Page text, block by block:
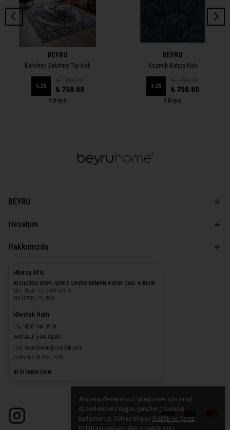
Alışveriş deneyiminizi iyileştirmek için yasal
düzenlemelere uygun çerezler (cookies)
kullanıyoruz. Detaylı bilgiye Gizlilik ve Çerez
Politikası sayfamızdan erişebilirsiniz.
BEYRU
Kalvinyo Eskitme Tip Halı
%25 ₺ 750.00
9 Boyut
BEYRU
Kozmik Bahçe Halı
%25 ₺ 750.00
9 Boyut
BEYRU
Hesabım
Hakkımızda
Bursa Ofis
KIZILCIKLI MAH. ŞEHİT ÇAVUŞ ERMAN AYDIN CAD. A BLOK
NO: 35 A · İÇ KAPI NO: 1
NİLÜFER / BURSA
Destek Hattı
📞 0507 744 09 31
AKINALP ERARSLAN
✉️ beyruhome@outlook.com
Hafta İçi: 09:30 – 18:00
BİZİ TAKİP EDİN